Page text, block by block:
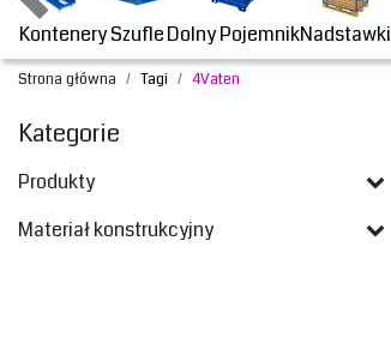
KontenerySzufleDolny PojemnikNadstawki
Strona główna Tagi 4Vaten
Kategorie
Produkty
Materiał konstrukcyjny